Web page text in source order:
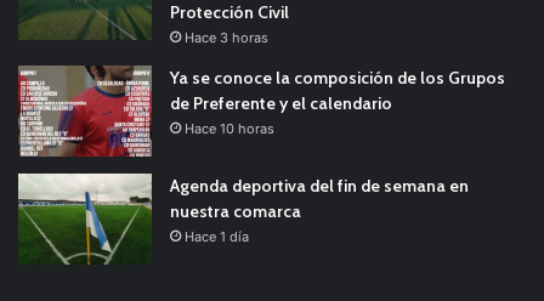
Protección Civil
Hace 3 horas
Ya se conoce la composición de los Grupos
de Preferente y el calendario
Hace 10 horas
Agenda deportiva del fin de semana en
nuestra comarca
Hace 1 día